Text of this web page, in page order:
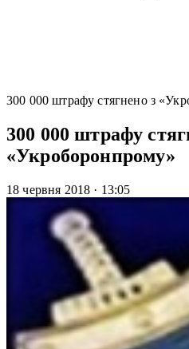
300 000 штрафу стягнено з
300 000 штрафу
«Укроборонпрому»
18 червня 2018 · 13:05